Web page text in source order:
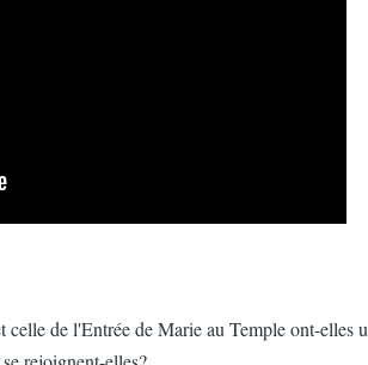
de l'Entrée de Marie au Temple ont-elles